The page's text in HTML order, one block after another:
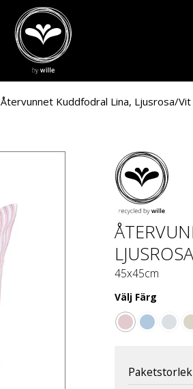
Återvunnet Kuddfodral Lina, Ljusrosa/Vit
45x45cm
Välj Färg
Paketstorlek